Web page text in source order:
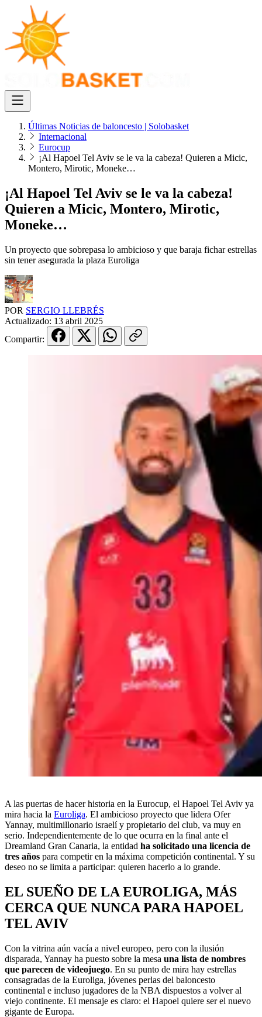
Últimas Noticias de baloncesto | Solobasket
Internacional
Eurocup
¡Al Hapoel Tel Aviv se le va la cabeza! Quieren a Micic,
Montero, Mirotic, Moneke…
¡Al Hapoel Tel Aviv se le va la cabeza!
Quieren a Micic, Montero, Mirotic,
Moneke…
Un proyecto que sobrepasa lo ambicioso y que baraja fichar estrellas
sin tener asegurada la plaza Euroliga
POR SERGIO LLEBRÉS
Actualizado: 13 abril 2025
Compartir:
A las puertas de hacer historia en la Eurocup, el Hapoel Tel Aviv ya
mira hacia la Euroliga. El ambicioso proyecto que lidera Ofer
Yannay, multimillonario israelí y propietario del club, va muy en
serio. Independientemente de lo que ocurra en la final ante el
Dreamland Gran Canaria, la entidad ha solicitado una licencia de
tres años para competir en la máxima competición continental. Y su
deseo no se limita a participar: quieren hacerlo a lo grande.
EL SUEÑO DE LA EUROLIGA, MÁS
CERCA QUE NUNCA PARA HAPOEL
TEL AVIV
Con la vitrina aún vacía a nivel europeo, pero con la ilusión
disparada, Yannay ha puesto sobre la mesa una lista de nombres
que parecen de videojuego. En su punto de mira hay estrellas
consagradas de la Euroliga, jóvenes perlas del baloncesto
continental e incluso jugadores de la NBA dispuestos a volver al
viejo continente. El mensaje es claro: el Hapoel quiere ser el nuevo
gigante de Europa.